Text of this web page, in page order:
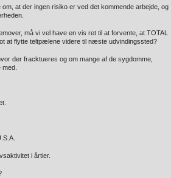
at der ingen risiko er ved det kommende arbejde, og
må vi vel have en vis ret til at forvente, at TOTAL
at flytte teltpælene videre til næste udvindingssted?
der fracktueres og om mange af de sygdomme,
i årtier.